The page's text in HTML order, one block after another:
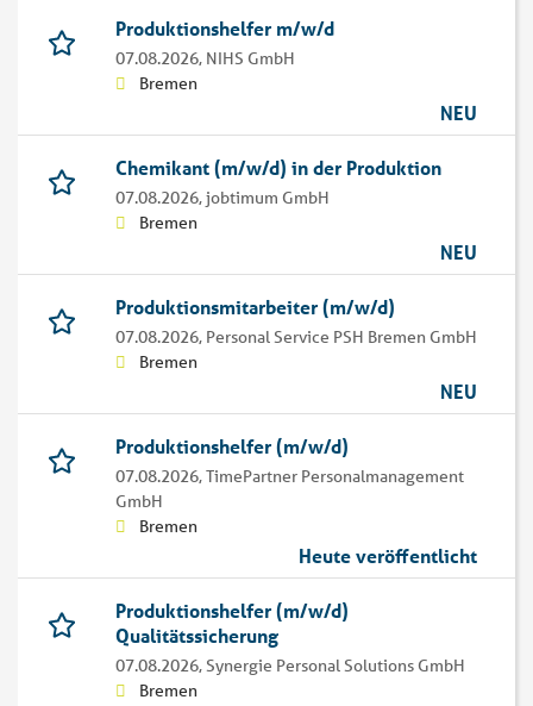
Produktionshelfer m/w/d
07.08.2026, NIHS GmbH
Bremen
NEU
Chemikant (m/w/d) in der Produktion
07.08.2026,jobtimum GmbH
Bremen
NEU
Produktionsmitarbeiter (m/w/d)
07.08.2026, Personal Service PSH Bremen GmbH
Bremen
NEU
Produktionshelfer (m/w/d)
07.08.2026,TimePartner Personalmanagement
GmbH
Bremen
Heute veröffentlicht
Produktionshelfer (m/w/d)
Qualitätssicherung
07.08.2026,Synergie Personal Solutions GmbH
Bremen